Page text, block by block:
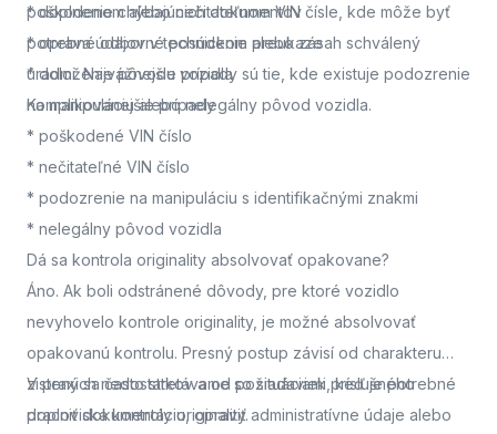
poškodenom alebo nečitateľnom VIN čísle, kde môže byť
potrebné odborné posúdenie alebo zásah schválený
úradmi. Najvážnejšie prípady sú tie, kde existuje podozrenie
na manipuláciu alebo nelegálny pôvod vozidla.
* doplnenie chýbajúcich dokumentov
* oprava údajov v technickom preukaze
* doloženie pôvodu vozidla
Komplikovanejšie prípady
* poškodené VIN číslo
* nečitateľné VIN číslo
* podozrenie na manipuláciu s identifikačnými znakmi
* nelegálny pôvod vozidla
Dá sa kontrola originality absolvovať opakovane?
Áno. Ak boli odstránené dôvody, pre ktoré vozidlo
nevyhovelo kontrole originality, je možné absolvovať
opakovanú kontrolu. Presný postup závisí od charakteru
zistených nedostatkov a od požiadaviek príslušného
pracoviska kontroly originality.
V praxi sa často stretávame so situáciami, keď je potrebné
doplniť dokumentáciu, opraviť administratívne údaje alebo